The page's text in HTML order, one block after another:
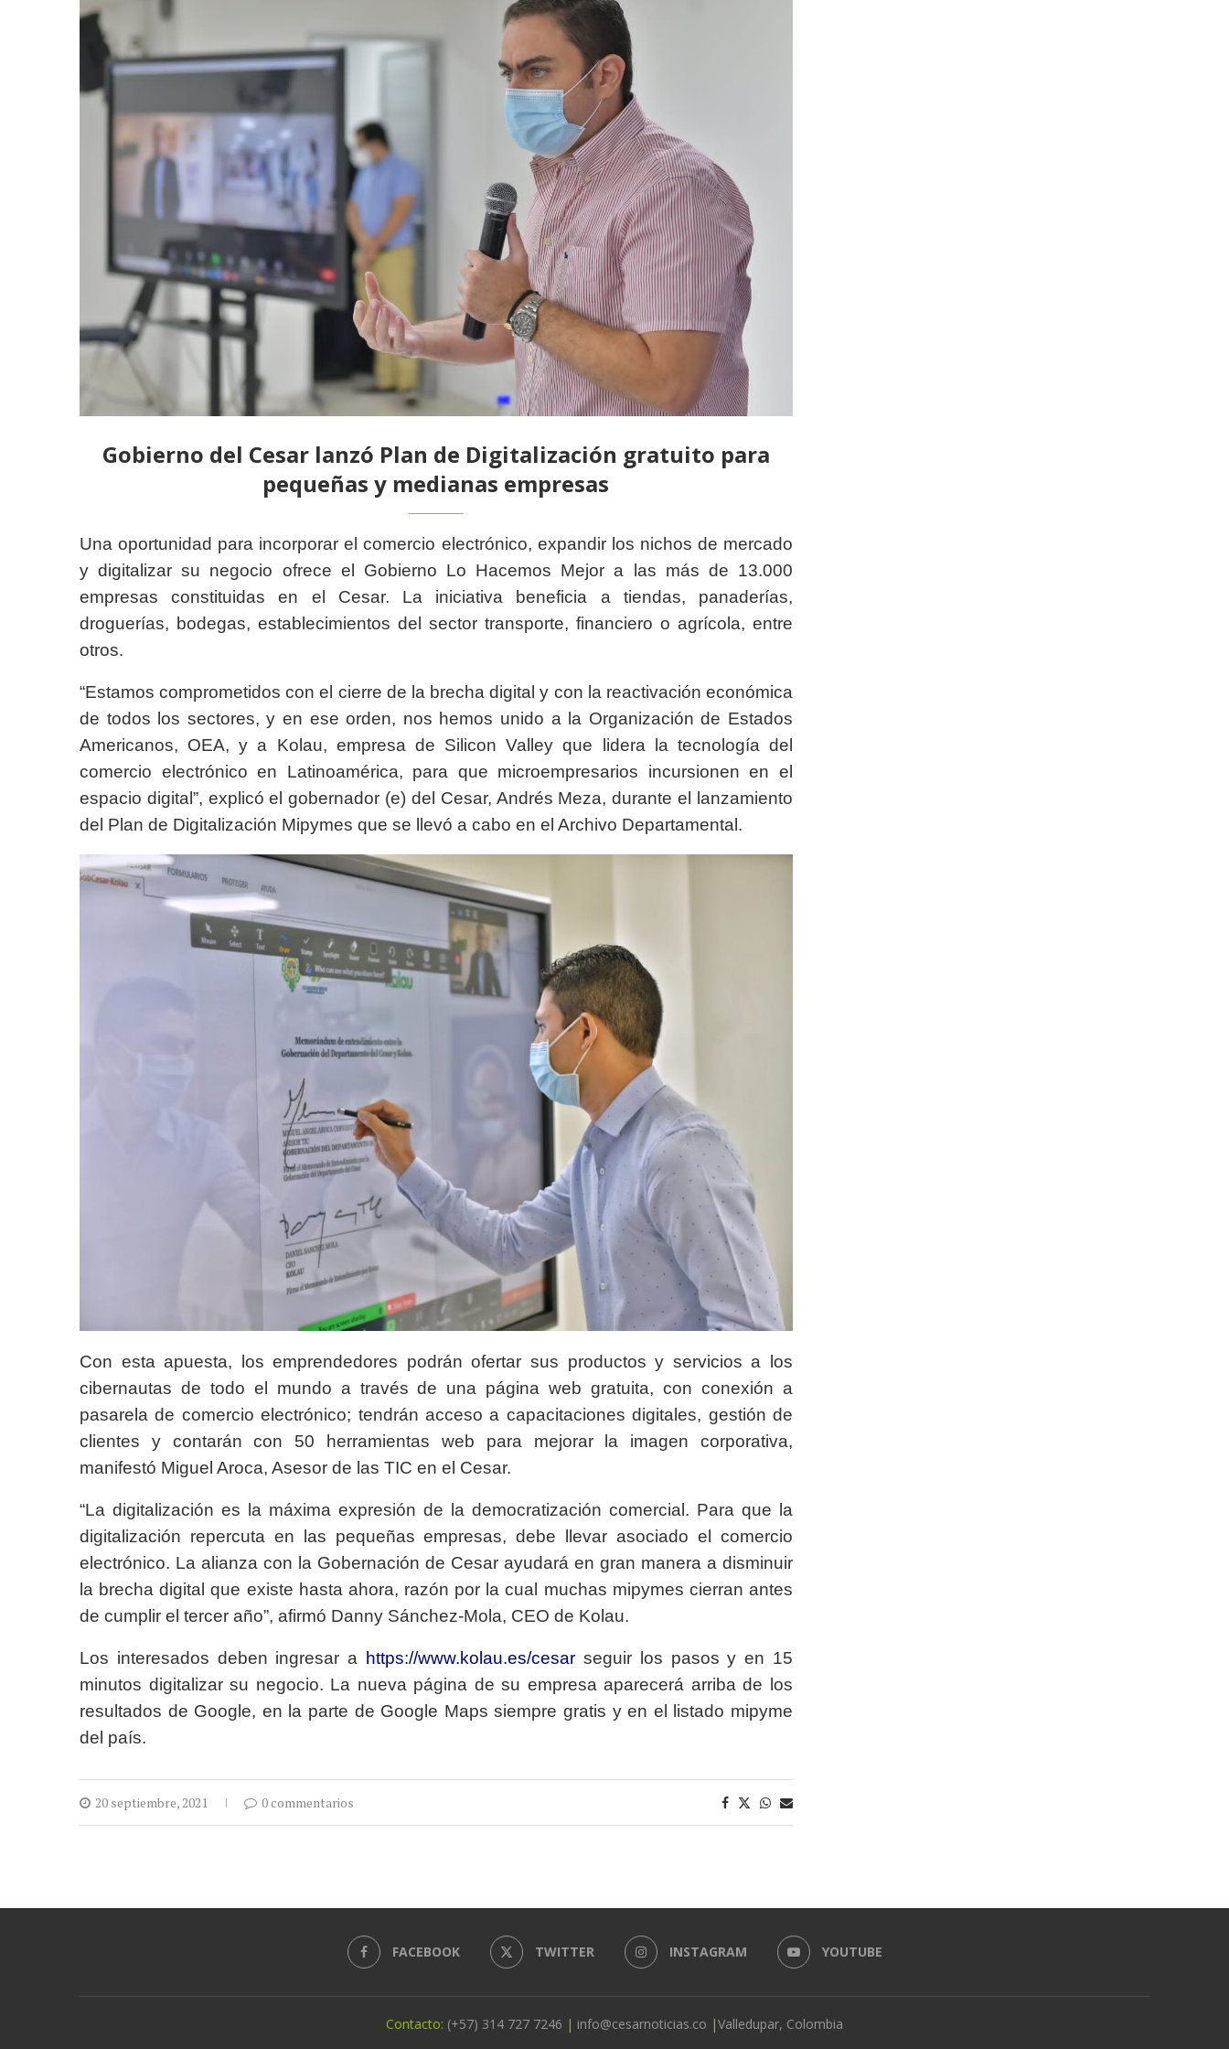
Gobierno del Cesar lanzó Plan de Digitalización gratuito para
pequeñas y medianas empresas
Una oportunidad para incorporar el comercio electrónico, expandir los nichos de mercado
y digitalizar su negocio ofrece el Gobierno Lo Hacemos Mejor a las más de 13.000
empresas constituidas en el Cesar. La iniciativa beneficia a tiendas, panaderías,
droguerías, bodegas, establecimientos del sector transporte, financiero o agrícola, entre
otros.
“Estamos comprometidos con el cierre de la brecha digital y con la reactivación económica
de todos los sectores, y en ese orden, nos hemos unido a la Organización de Estados
Americanos, OEA, y a Kolau, empresa de Silicon Valley que lidera la tecnología del
comercio electrónico en Latinoamérica, para que microempresarios incursionen en el
espacio digital”, explicó el gobernador (e) del Cesar, Andrés Meza, durante el lanzamiento
del Plan de Digitalización Mipymes que se llevó a cabo en el Archivo Departamental.
Con esta apuesta, los emprendedores podrán ofertar sus productos y servicios a los
cibernautas de todo el mundo a través de una página web gratuita, con conexión a
pasarela de comercio electrónico; tendrán acceso a capacitaciones digitales, gestión de
clientes y contarán con 50 herramientas web para mejorar la imagen corporativa,
manifestó Miguel Aroca, Asesor de las TIC en el Cesar.
“La digitalización es la máxima expresión de la democratización comercial. Para que la
digitalización repercuta en las pequeñas empresas, debe llevar asociado el comercio
electrónico. La alianza con la Gobernación de Cesar ayudará en gran manera a disminuir
la brecha digital que existe hasta ahora, razón por la cual muchas mipymes cierran antes
de cumplir el tercer año”, afirmó Danny Sánchez-Mola, CEO de Kolau.
Los interesados deben ingresar a https://www.kolau.es/cesar seguir los pasos y en 15
minutos digitalizar su negocio. La nueva página de su empresa aparecerá arriba de los
resultados de Google, en la parte de Google Maps siempre gratis y en el listado mipyme
del país.
20 septiembre, 2021 0 commentarios
FACEBOOK TWITTER INSTAGRAM YOUTUBE
Contacto: (+57) 314 727 7246 | info@cesarnoticias.co |Valledupar, Colombia